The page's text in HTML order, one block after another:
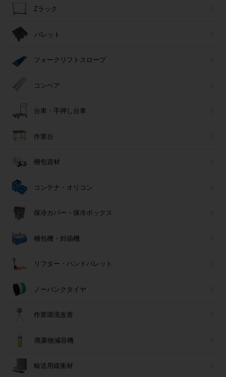
Zラック
パレット
フォークリフトスロープ
コンベア
台車・手押し台車
作業台
梱包資材
コンテナ・オリコン
保冷カバー・保冷ボックス
梱包機・封函機
リフター・ハンドパレット
ノーパンクタイヤ
作業環境改善
廃棄物減容機
輸送用緩衝材